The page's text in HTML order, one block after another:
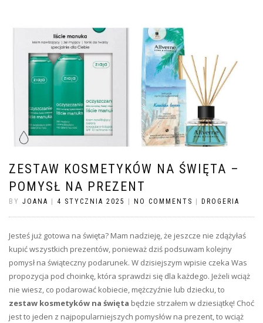
ZESTAW KOSMETYKÓW NA ŚWIĘTA –
POMYSŁ NA PREZENT
BY JOANA 4 STYCZNIA 2025 NO COMMENTS DROGERIA
Jesteś już gotowa na święta? Mam nadzieję, że jeszcze nie zdążyłaś
kupić wszystkich prezentów, ponieważ dziś podsuwam kolejny
pomysł na świąteczny podarunek. W dzisiejszym wpisie czeka Was
propozycja pod choinkę, która sprawdzi się dla każdego. Jeżeli wciąż
nie wiesz, co podarować kobiecie, mężczyźnie lub dziecku, to
zestaw kosmetyków na święta będzie strzałem w dziesiątkę! Choć
jest to jeden z najpopularniejszych pomysłów na prezent, to wciąż